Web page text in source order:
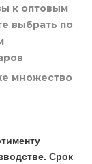
к оптовым
выбрать по
множество
Срок